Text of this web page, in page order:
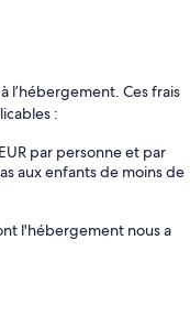
l’hébergement. Ces frais
:
par personne et par
aux enfants de moins de
l'hébergement nous a